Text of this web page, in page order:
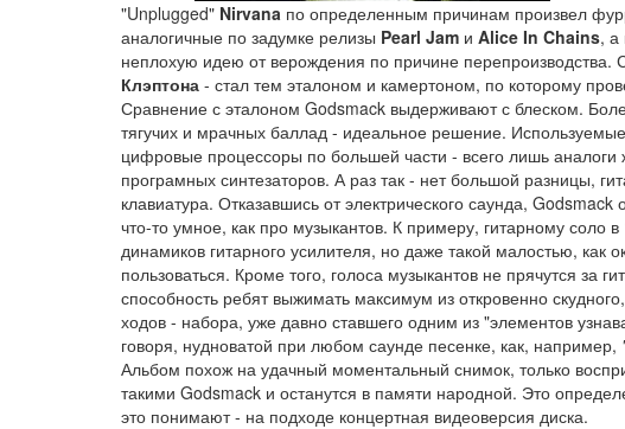
"Unplugged" Nirvana по определенным причинам произвел
аналогичные по задумке релизы Pearl Jam и Alice In Chains, а
неплохую идею от верождения по причине
Клэптона - стал тем эталоном и камертоном, по которому
Сравнение с эталоном Godsmack выдерживают с блеском.
тягучих и мрачных баллад - идеальное решение.
цифровые процессоры по большей части - всего лишь
програмных синтезаторов. А раз так - нет большой разницы,
клавиатура. Отказавшись от электрического саунда,
что-то умное, как про музыкантов. К примеру, гитарному соло в
динамиков гитарного усилителя, но даже такой малостью, как
пользоваться. Кроме того, голоса музыкантов не прячутся за
способность ребят выжимать максимум из откровенно
ходов - набора, уже давно ставшего одним из "элементов
говоря, нудноватой при любом саунде песенке, как, например,
Альбом похож на удачный моментальный снимок, только
такими Godsmack и останутся в памяти народной. Это
это понимают - на подходе концертная видеоверсия диска.